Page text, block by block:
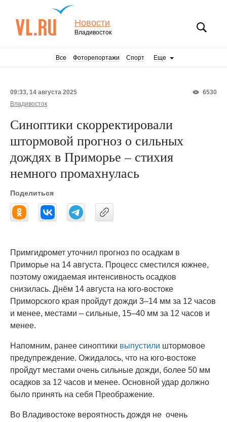
Новости
Владивосток
Все Фоторепортажи Спорт Еще
6530
09:33, 14 августа 2025
Владивосток
Синоптики скорректировали
штормовой прогноз о сильных
дождях в Приморье – стихия
немного промахнулась
Поделиться
Примгидромет уточнил прогноз по осадкам в
Приморье на 14 августа. Процесс сместился южнее,
поэтому ожидаемая интенсивность осадков
снизилась. Днём 14 августа на юго-востоке
Приморского края пройдут дожди 3–14 мм за 12 часов
и менее, местами – сильные, 15–40 мм за 12 часов и
менее.
Напомним, ранее синоптики выпустили штормовое
предупреждение. Ожидалось, что на юго-востоке
пройдут местами очень сильные дожди, более 50 мм
осадков за 12 часов и менее. Основной удар должно
было принять на себя Преображение.
Во Владивостоке вероятность дождя не очень